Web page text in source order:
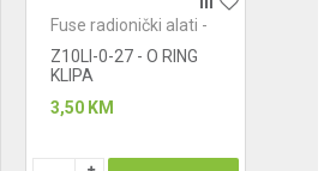
Fuse radionički alati -
Z10LI-0-27 - O RING
KLIPA
3,50 KM